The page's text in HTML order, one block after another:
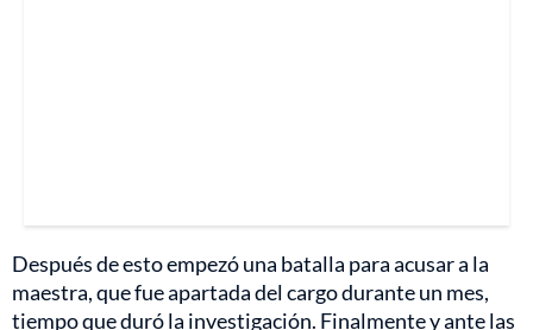
Después de esto empezó una batalla para acusar a la
maestra, que fue apartada del cargo durante un mes,
tiempo que duró la investigación. Finalmente y ante las